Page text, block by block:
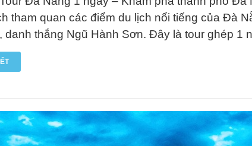
tham quan các điểm du lịch nổi tiếng của Đà
danh thắng Ngũ Hành Sơn. Đây là tour ghép